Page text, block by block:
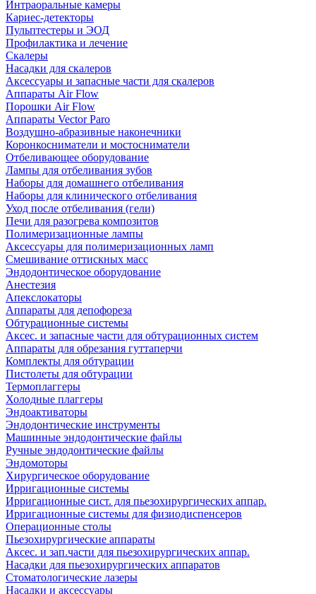
Интраоральные камеры
Кариес-детекторы
Пульптестеры и ЭОД
Профилактика и лечение
Скалеры
Насадки для скалеров
Аксессуары и запасные части для скалеров
Аппараты Air Flow
Порошки Air Flow
Аппараты Vector Paro
Воздушно-абразивные наконечники
Коронкосниматели и мостосниматели
Отбеливающее оборудование
Лампы для отбеливания зубов
Наборы для домашнего отбеливания
Наборы для клинического отбеливания
Уход после отбеливания (гели)
Печи для разогрева композитов
Полимеризационные лампы
Аксессуары для полимеризационных ламп
Смешивание оттискных масс
Эндодонтическое оборудование
Анестезия
Апекслокаторы
Аппараты для депофореза
Обтурационные системы
Аксес. и запасные части для обтурационных систем
Аппараты для обрезания гуттаперчи
Комплекты для обтурации
Пистолеты для обтурации
Термоплаггеры
Холодные плаггеры
Эндоактиваторы
Эндодонтические инструменты
Машинные эндодонтические файлы
Ручные эндодонтические файлы
Эндомоторы
Хирургическое оборудование
Ирригационные системы
Ирригационные сист. для пьезохирургических аппар.
Ирригационные системы для физиодиспенсеров
Операционные столы
Пьезохирургические аппараты
Аксес. и зап.части для пьезохирургических аппар.
Насадки для пьезохирургических аппаратов
Стоматологические лазеры
Насадки и аксессуары